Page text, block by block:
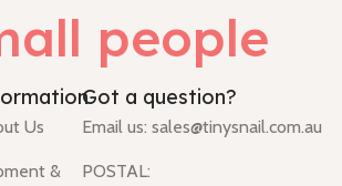
people
Us
&
Got a question?
Email us: sales@tinysnail.com.au
POSTAL: